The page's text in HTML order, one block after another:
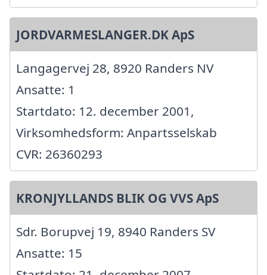
JORDVARMESLANGER.DK ApS
Langagervej 28, 8920 Randers NV
Ansatte: 1
Startdato: 12. december 2001,
Virksomhedsform: Anpartsselskab
CVR: 26360293
KRONJYLLANDS BLIK OG VVS ApS
Sdr. Borupvej 19, 8940 Randers SV
Ansatte: 15